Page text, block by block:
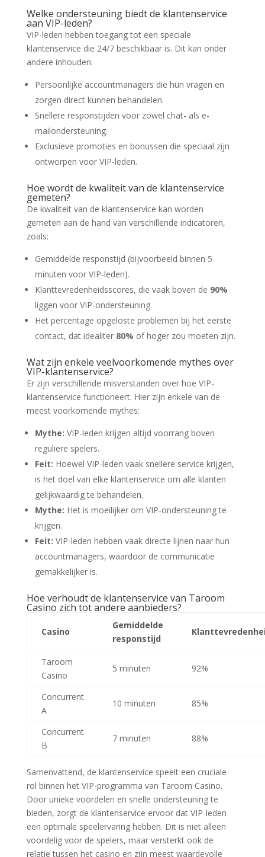
Welke ondersteuning biedt de klantenservice
aan VIP-leden?
VIP-leden hebben toegang tot een speciale
klantenservice die 24/7 beschikbaar is. Dit kan onder
andere inhouden:
Persoonlijke accountmanagers die hun vragen en
zorgen direct kunnen behandelen.
Snellere responstijden voor zowel chat- als e-
mailondersteuning.
Exclusieve promoties en bonussen die speciaal zijn
ontworpen voor VIP-leden.
Hoe wordt de kwaliteit van de klantenservice
gemeten?
De kwaliteit van de klantenservice kan worden
gemeten aan de hand van verschillende indicatoren,
zoals:
Gemiddelde responstijd (bijvoorbeeld binnen 5
minuten voor VIP-leden).
Klanttevredenheidsscores, die vaak boven de 90%
liggen voor VIP-ondersteuning.
Het percentage opgeloste problemen bij het eerste
contact, dat idealiter 80% of hoger zou moeten zijn.
Wat zijn enkele veelvoorkomende mythes over
VIP-klantenservice?
Er zijn verschillende misverstanden over hoe VIP-
klantenservice functioneert. Hier zijn enkele van de
meest voorkomende mythes:
Mythe: VIP-leden krijgen altijd voorrang boven
reguliere spelers.
Feit: Hoewel VIP-leden vaak snellere service krijgen,
is het doel van elke klantenservice om alle klanten
gelijkwaardig te behandelen.
Mythe: Het is moeilijker om VIP-ondersteuning te
krijgen.
Feit: VIP-leden hebben vaak directe lijnen naar hun
accountmanagers, waardoor de communicatie
gemakkelijker is.
Hoe verhoudt de klantenservice van Taroom
Casino zich tot andere aanbieders?
Casino
Gemiddelde
responstijd
Taroom
Casino
5 minuten 92%
Concurrent
A
10 minuten 85%
Concurrent
B
7 minuten 88%
Samenvattend, de klantenservice speelt een cruciale
rol binnen het VIP-programma van Taroom Casino.
Door unieke voordelen en snelle ondersteuning te
bieden, zorgt de klantenservice ervoor dat VIP-leden
een optimale speelervaring hebben. Dit is niet alleen
voordelig voor de spelers, maar versterkt ook de
relatie tussen het casino en zijn meest waardevolle